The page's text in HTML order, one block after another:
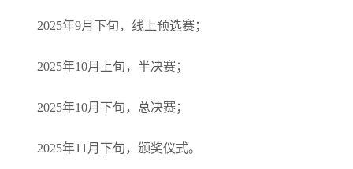
2025年9月下旬，线上预选赛；
2025年10月上旬，半决赛；
2025年10月下旬，总决赛；
2025年11月下旬，颁奖仪式。